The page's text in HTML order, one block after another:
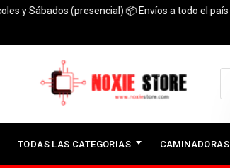
(presencial) 📦 Envíos a todo el país 🚚
TODAS LAS CATEGORIAS CAMINADORAS